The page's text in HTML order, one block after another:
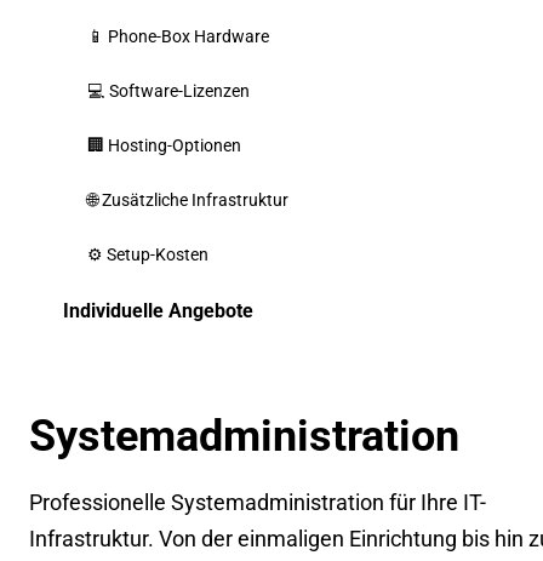
📱 Phone-Box Hardware
💻 Software-Lizenzen
🏢 Hosting-Optionen
🌐 Zusätzliche Infrastruktur
⚙️ Setup-Kosten
Individuelle Angebote
Systemadministration
Professionelle Systemadministration für Ihre IT-
Infrastruktur. Von der einmaligen Einrichtung bis hin